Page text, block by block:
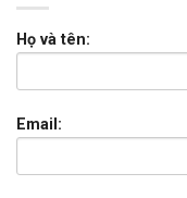
Họ và tên:
Email: